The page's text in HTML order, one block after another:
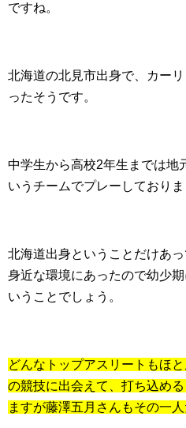
ですね。
北海道の北見市出身で、カー
ったそうです。
中学生から高校2年生までは
いうチームでプレーしておりま
北海道出身ということだけあ
身近な環境にあったので幼少
いうことでしょう。
どんなトップアスリートもほ
の競技に出会えて、打ち込め
ますが藤澤五月さんもその一